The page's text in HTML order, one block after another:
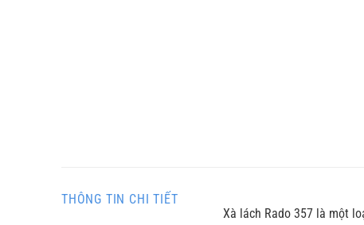
THÔNG TIN CHI TIẾT
Xà lách Rado 357 là một